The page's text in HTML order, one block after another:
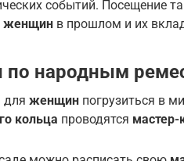
событий. Посещение
женщин в прошлом и их
по народным
для женщин погрузиться в
кольца проводятся мастер-